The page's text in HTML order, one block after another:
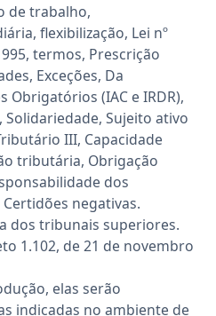
de trabalho,
flexibilização, Lei nº
termos, Prescrição
Exceções, Da
Obrigatórios (IAC e IRDR),
Solidariedade, Sujeito ativo
III, Capacidade
tributária, Obrigação
dos
negativas.
dos tribunais superiores.
1.102, de 21 de novembro
elas serão
indicadas no ambiente de